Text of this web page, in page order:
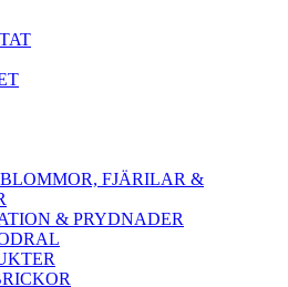
FJÄRILAR &
& PRYDNADER